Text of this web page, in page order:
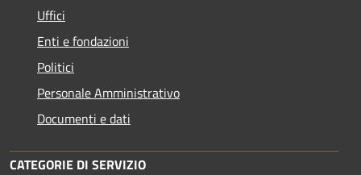
Uffici
Enti e fondazioni
Politici
Personale Amministrativo
Documenti e dati
CATEGORIE DI SERVIZIO